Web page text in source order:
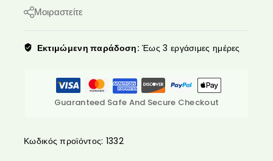
Μοιραστείτε
Εκτιμώμενη παράδοση: Έως 3 εργάσιμες ημέρες
Guaranteed Safe And Secure Checkout
Κωδικός προϊόντος: 1332